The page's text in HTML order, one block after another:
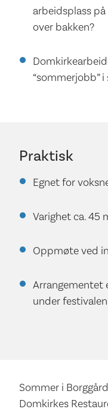
arbeidsplass
over bakken?
“sommerjobb”
Praktisk
Egnet for
Varighet ca. 45
Oppmøte ved
Arrangementet
under
Sommer i
Domkirkes